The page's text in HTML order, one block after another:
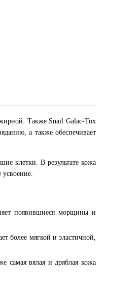
Также Snail Galac-Tox
а также обеспечивает
клетки. В результате кожа
усвоение.
появившиеся морщины и
более мягкой и эластичной,
самая вялая и дряблая кожа